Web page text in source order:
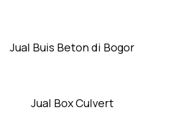
Jual Buis Beton di Bogor
Jual Box Culvert